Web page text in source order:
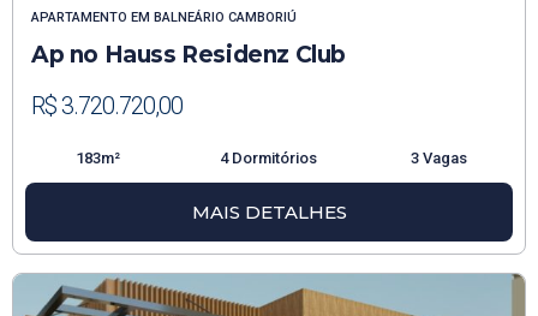
APARTAMENTO EM BALNEÁRIO CAMBORIÚ
Ap no Hauss Residenz Club
R$ 3.720.720,00
183m² 4 Dormitórios 3 Vagas
MAIS DETALHES